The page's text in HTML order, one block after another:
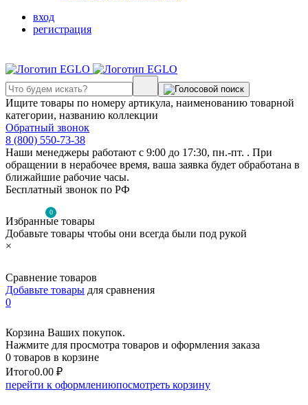
вход
регистрация
Ищите товары по номеру артикула, наименованию товарной
категории, названию коллекции
Обратный звонок
8 (800) 550-73-38
Наши менеджеры работают с 9:00 до 17:30, пн.-пт. . При
обращении в нерабочее время, ваша заявка будет обработана в
ближайшие рабочие часы.
Бесплатный звонок по РФ
0
Избранные товары
Добавьте товары чтобы они всегда были под рукой
×
Сравнение товаров
Добавьте товары для сравнения
0
Корзина Ваших покупок.
Нажмите для просмотра товаров и оформления заказа
0 товаров в корзине
Итого0.00 ₽
перейти к оформлениюпосмотреть корзину